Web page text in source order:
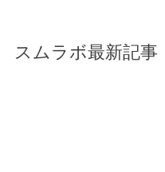
スムラボ最新記事